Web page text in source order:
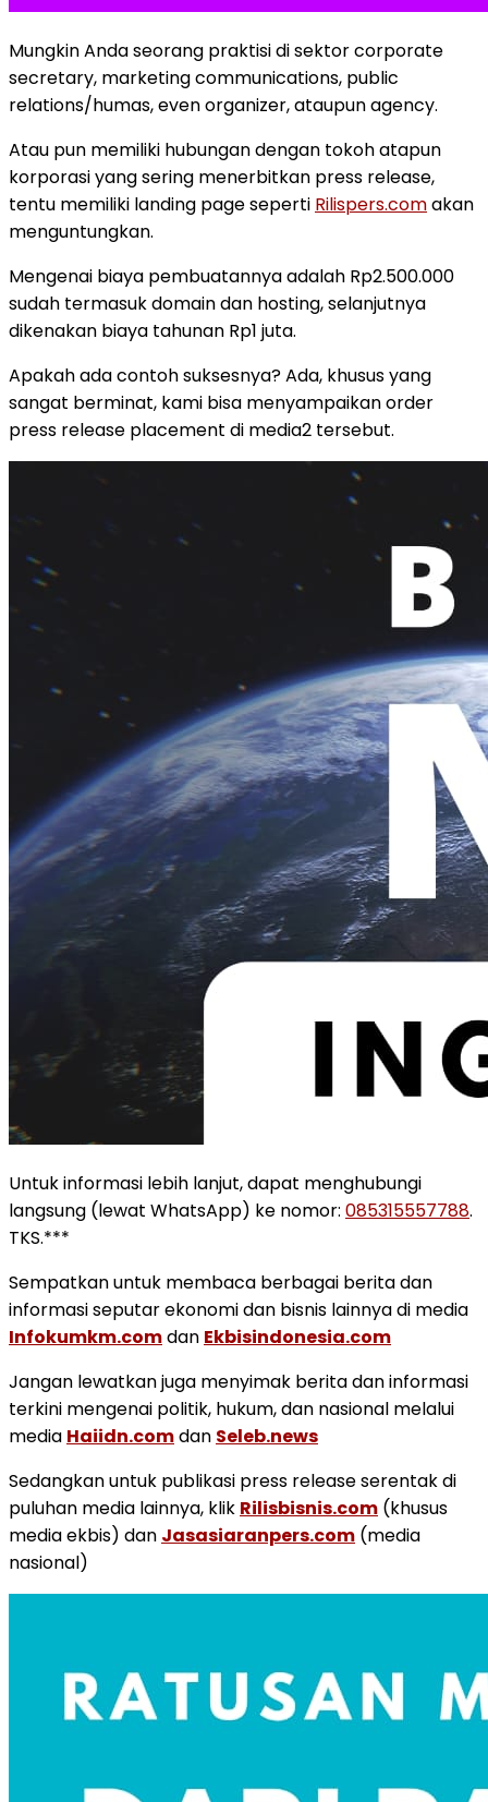
Mungkin Anda seorang praktisi di sektor corporate
secretary, marketing communications, public
relations/humas, even organizer, ataupun agency.
Atau pun memiliki hubungan dengan tokoh atapun
korporasi yang sering menerbitkan press release,
tentu memiliki landing page seperti Rilispers.comakan
menguntungkan.
Mengenai biaya pembuatannya adalah Rp2.500.000
sudah termasuk domain dan hosting, selanjutnya
dikenakan biaya tahunan Rp1 juta.
Apakah ada contoh suksesnya? Ada, khusus yang
sangat berminat, kami bisa menyampaikan order
press release placement di media2 tersebut.
Untuk informasi lebih lanjut, dapat menghubungi
langsung (lewat WhatsApp) ke nomor: 085315557788.
TKS.***
Sempatkan untuk membaca berbagai berita dan
informasi seputar ekonomi dan bisnis lainnya di media
Infokumkm.comdan Ekbisindonesia.com
Jangan lewatkan juga menyimak berita dan informasi
terkini mengenai politik, hukum, dan nasional melalui
media Haiidn.comdan Seleb.news
Sedangkan untuk publikasi press release serentak di
puluhan media lainnya, klik Rilisbisnis.com (khusus
media ekbis) dan Jasasiaranpers.com (media
nasional)